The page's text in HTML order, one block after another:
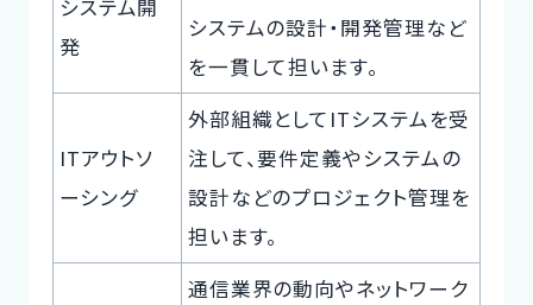
システム開
発
システムの設計・開発管理など
を一貫して担います。
ITアウトソ
ーシング
外部組織としてITシステムを受
注して、要件定義やシステムの
設計などのプロジェクト管理を
担います。
通信業界の動向やネットワーク